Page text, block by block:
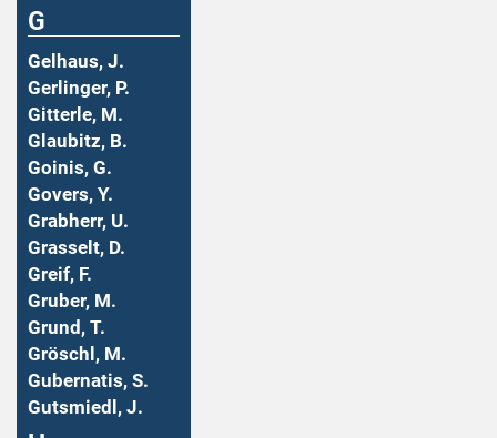
G
Gelhaus, J.
Gerlinger, P.
Gitterle, M.
Glaubitz, B.
Goinis, G.
Govers, Y.
Grabherr, U.
Grasselt, D.
Greif, F.
Gruber, M.
Grund, T.
Gröschl, M.
Gubernatis, S.
Gutsmiedl, J.